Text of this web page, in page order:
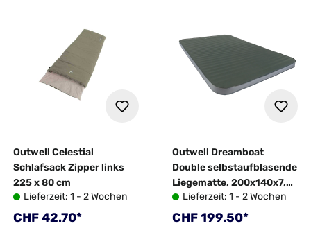
Outwell Celestial
Schlafsack Zipper links
225 x 80 cm
Lieferzeit: 1 - 2 Wochen
Regulärer Preis:
CHF 42.70*
Outwell Dreamboat
Double selbstaufblasende
Liegematte, 200x140x7,5
cmLieferzeit: 1 - 2 Wochen
Regulärer Preis:
CHF 199.50*